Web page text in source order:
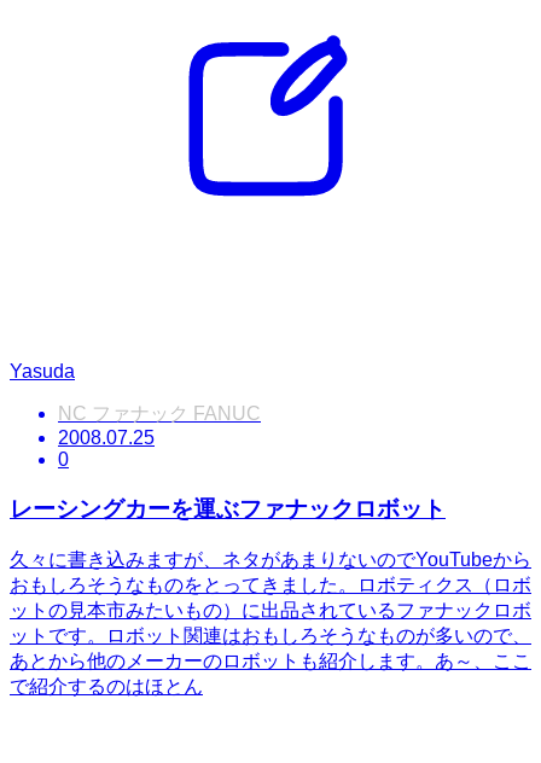
Yasuda
NC ファナック FANUC
2008.07.25
0
レーシングカーを運ぶファナックロボット
久々に書き込みますが、ネタがあまりないのでYouTubeから
おもしろそうなものをとってきました。ロボティクス（ロボ
ットの見本市みたいもの）に出品されているファナックロボ
ットです。ロボット関連はおもしろそうなものが多いので、
あとから他のメーカーのロボットも紹介します。あ～、ここ
で紹介するのはほとん